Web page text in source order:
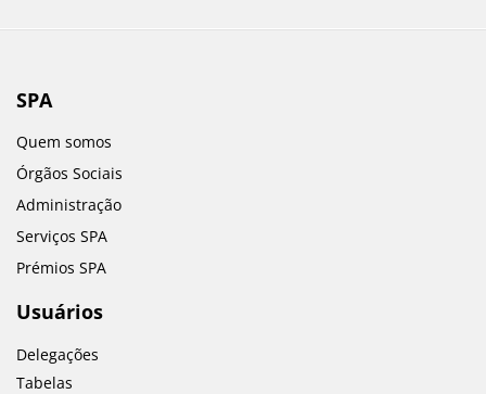
SPA
Quem somos
Órgãos Sociais
Administração
Serviços SPA
Prémios SPA
Usuários
Delegações
Tabelas